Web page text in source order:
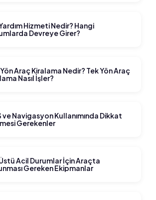
Hizmeti Nedir? Hangi
Devreye Girer?
Araç Kiralama Nedir? Tek Yön Araç
Nasıl İşler?
ve Navigasyon Kullanımında Dikkat
Gerekenler
Acil Durumlar İçin Araçta
Gereken Ekipmanlar